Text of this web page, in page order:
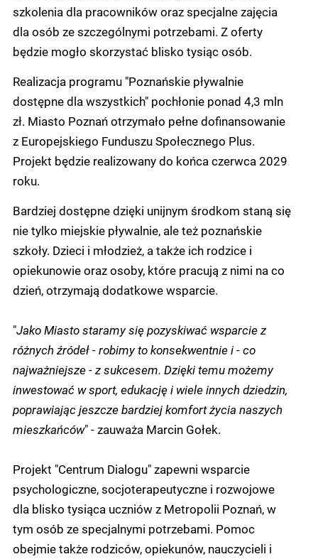
szkolenia dla pracowników oraz specjalne zajęcia
dla osób ze szczególnymi potrzebami. Z oferty
będzie mogło skorzystać blisko tysiąc osób.
Realizacja programu "Poznańskie pływalnie
dostępne dla wszystkich" pochłonie ponad 4,3 mln
zł. Miasto Poznań otrzymało pełne dofinansowanie
z Europejskiego Funduszu Społecznego Plus.
Projekt będzie realizowany do końca czerwca 2029
roku.
Bardziej dostępne dzięki unijnym środkom staną się
nie tylko miejskie pływalnie, ale też poznańskie
szkoły. Dzieci i młodzież, a także ich rodzice i
opiekunowie oraz osoby, które pracują z nimi na co
dzień, otrzymają dodatkowe wsparcie.
"Jako Miasto staramy się pozyskiwać wsparcie z
różnych źródeł - robimy to konsekwentnie i - co
najważniejsze - z sukcesem. Dzięki temu możemy
inwestować w sport, edukację i wiele innych dziedzin,
poprawiając jeszcze bardziej komfort życia naszych
mieszkańców" - zauważa Marcin Gołek.
Projekt "Centrum Dialogu" zapewni wsparcie
psychologiczne, socjoterapeutyczne i rozwojowe
dla blisko tysiąca uczniów z Metropolii Poznań, w
tym osób ze specjalnymi potrzebami. Pomoc
obejmie także rodziców, opiekunów, nauczycieli i